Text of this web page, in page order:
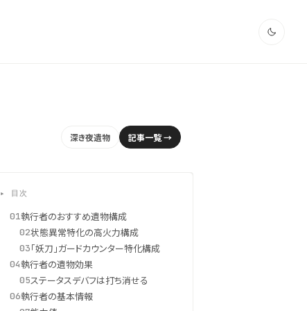
深き夜遺物 記事一覧 →
▸ 目次
01執行者のおすすめ遺物構成
02状態異常特化の高火力構成
03「妖刀」ガードカウンター特化構成
04執行者の遺物効果
05ステータスデバフは打ち消せる
06執行者の基本情報